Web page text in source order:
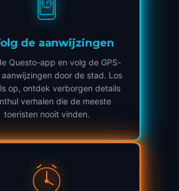
de aanwijzingen
Questo-app en volg de GPS-
door de stad. Los
op, ontdek verborgen details
verhalen die de meeste
toeristen nooit vinden.